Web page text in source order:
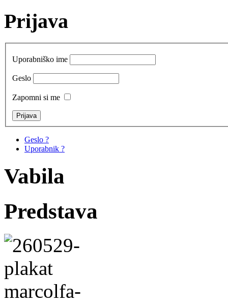
Prijava
Uporabniško ime
Geslo
Zapomni si me
Geslo ?
Uporabnik ?
Vabila
Predstava